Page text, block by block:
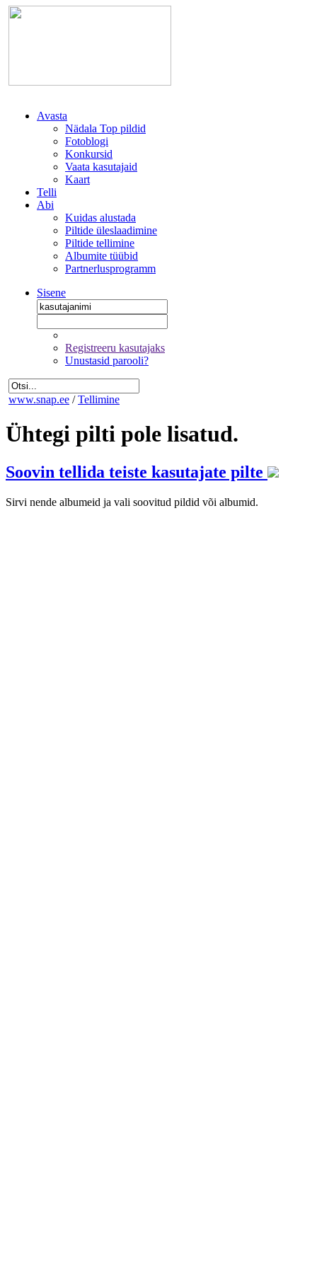
Avasta
Nädala Top pildid
Fotoblogi
Konkursid
Vaata kasutajaid
Kaart
Telli
Abi
Kuidas alustada
Piltide üleslaadimine
Piltide tellimine
Albumite tüübid
Partnerlusprogramm
Sisene
Registreeru kasutajaks
Unustasid parooli?
www.snap.ee / Tellimine
Ühtegi pilti pole lisatud.
Soovin tellida teiste kasutajate pilte
Sirvi nende albumeid ja vali soovitud pildid või albumid.